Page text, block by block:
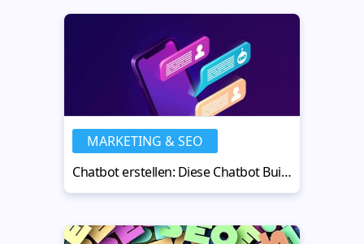
MARKETING & SEO
Chatbot erstellen: Diese Chatbot Builder machen es möglich